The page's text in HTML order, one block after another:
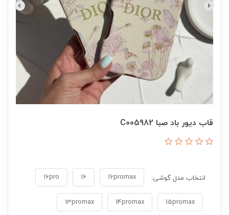
قاب دیور باد صبا C005982
انتخاب مدل گوشی: 16promax
16
16pro
15promax
14promax
13promax